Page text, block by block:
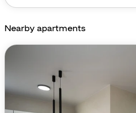
Nearby apartments